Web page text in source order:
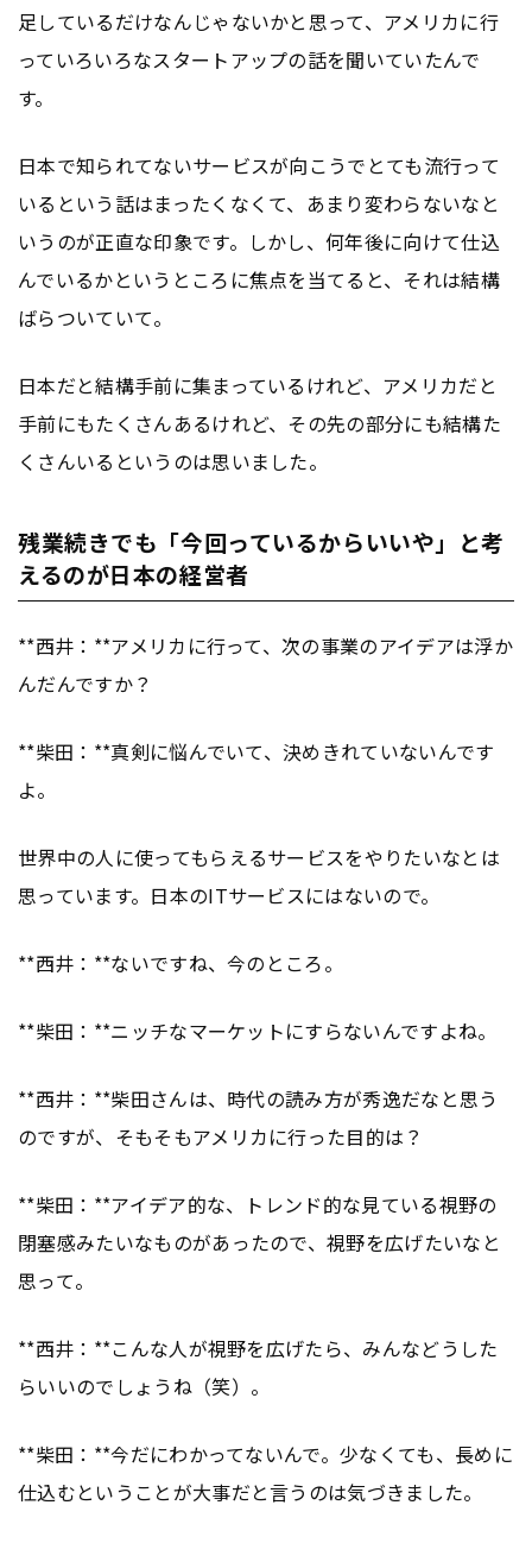
足しているだけなんじゃないかと思って、アメリカに行
っていろいろなスタートアップの話を聞いていたんで
す。
日本で知られてないサービスが向こうでとても流行って
いるという話はまったくなくて、あまり変わらないなと
いうのが正直な印象です。しかし、何年後に向けて仕込
んでいるかというところに焦点を当てると、それは結構
ばらついていて。
日本だと結構手前に集まっているけれど、アメリカだと
手前にもたくさんあるけれど、その先の部分にも結構た
くさんいるというのは思いました。
残業続きでも「今回っているからいいや」と考
えるのが日本の経営者
**西井：**アメリカに行って、次の事業のアイデアは浮か
んだんですか？
**柴田：**真剣に悩んでいて、決めきれていないんです
よ。
世界中の人に使ってもらえるサービスをやりたいなとは
思っています。日本のITサービスにはないので。
**西井：**ないですね、今のところ。
**柴田：**ニッチなマーケットにすらないんですよね。
**西井：**柴田さんは、時代の読み方が秀逸だなと思う
のですが、そもそもアメリカに行った目的は？
**柴田：**アイデア的な、トレンド的な見ている視野の
閉塞感みたいなものがあったので、視野を広げたいなと
思って。
**西井：**こんな人が視野を広げたら、みんなどうした
らいいのでしょうね（笑）。
**柴田：**今だにわかってないんで。少なくても、長めに
仕込むということが大事だと言うのは気づきました。